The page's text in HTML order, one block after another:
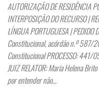
AUTORIZAÇÃO DE RESIDÊNCIA
INTERPOSIÇÃO DO RECURSO |
LÍNGUA PORTUGUESA |
Constitucional, acórdão n.º
Constitucional PROCESSO: 441/
JUIZ RELATOR: Maria Helena
por entender não…